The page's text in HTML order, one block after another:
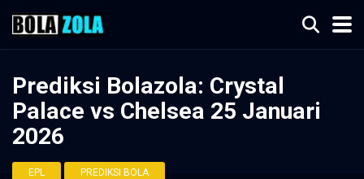
Prediksi Bolazola: Crystal
Palace vs Chelsea 25 Januari
2026
EPL PREDIKSI BOLA